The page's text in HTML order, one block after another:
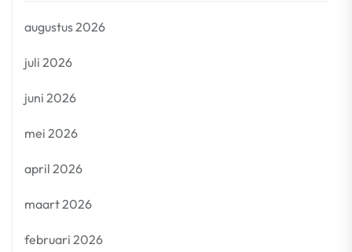
augustus 2026
juli 2026
juni 2026
mei 2026
april 2026
maart 2026
februari 2026